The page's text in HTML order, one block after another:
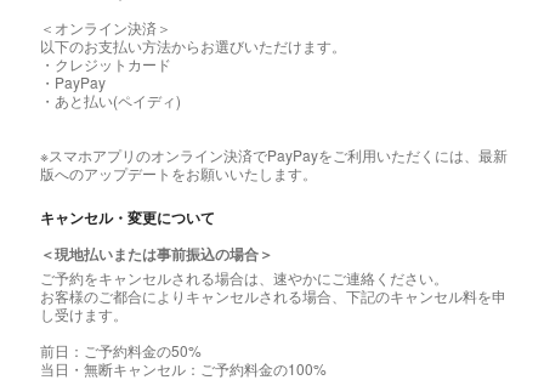
＜オンライン決済＞
以下のお支払い方法からお選びいただけます。
・クレジットカード
・PayPay
・あと払い(ペイディ)
※スマホアプリのオンライン決済でPayPayをご利用いただくには、最新
版へのアップデートをお願いいたします。
キャンセル・変更について
＜現地払いまたは事前振込の場合＞
ご予約をキャンセルされる場合は、速やかにご連絡ください。
お客様のご都合によりキャンセルされる場合、下記のキャンセル料を申
し受けます。
前日：ご予約料金の50%
当日・無断キャンセル：ご予約料金の100%